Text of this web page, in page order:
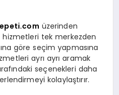
üzerinden
hizmetleri tek merkezden
göre seçim yapmasına
ayrı ayrı aramak
seçenekleri daha
kolaylaştırır.